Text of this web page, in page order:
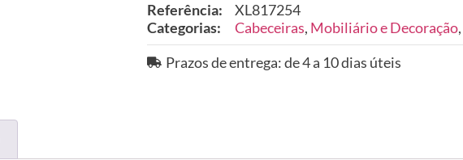
Referência:
XL817254
Categorias:
Cabeceiras, Mobiliário e Decoração,
Prazos de entrega: de 4 a 10 dias úteis